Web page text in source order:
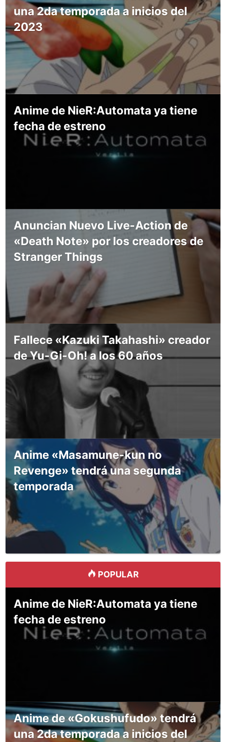
una 2da temporada a inicios del
2023
Anime de NieR:Automata ya tiene
fecha de estreno
Anuncian Nuevo Live-Action de
«Death Note» por los creadores de
Stranger Things
Fallece «Kazuki Takahashi» creador
de Yu-Gi-Oh! a los 60 años
Anime «Masamune-kun no
Revenge» tendrá una segunda
temporada
POPULAR
Anime de NieR:Automata ya tiene
fecha de estreno
Anime de «Gokushufudo» tendrá
una 2da temporada a inicios del